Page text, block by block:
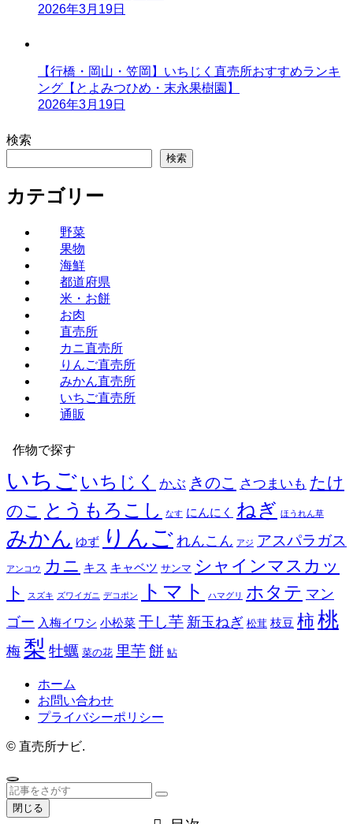
2026年3月19日
【行橋・岡山・笠岡】いちじく直売所おすすめランキ
ング【とよみつひめ・末永果樹園】
2026年3月19日
検索
検索
カテゴリー
野菜
果物
海鮮
都道府県
米・お餅
お肉
直売所
カニ直売所
りんご直売所
みかん直売所
いちご直売所
通販
作物で探す
いちご いちじく かぶ きのこ さつまいも たけ
のこ
とうもろこし なす にんにく ねぎ ほうれん草
みかん ゆず りんご れんこん アジ アスパラガス
アンコウ カニ キス キャベツ サンマ シャインマスカッ
ト
スズキ ズワイガニ デコポン トマト ハマグリ ホタテ マン
ゴー 入梅イワシ 小松菜 干し芋 新玉ねぎ 松茸 枝豆 柿 桃
梅 梨 牡蠣 菜の花 里芋餅 鮎
ホーム
お問い合わせ
プライバシーポリシー
© 直売所ナビ.
閉じる